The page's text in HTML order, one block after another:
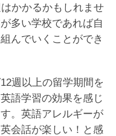
かかるかもしれませ
多い学校であれば自
んでいくことができ
週以上の留学期間を
語学習の効果を感じ
。英語アレルギーが
会話が楽しい！と感